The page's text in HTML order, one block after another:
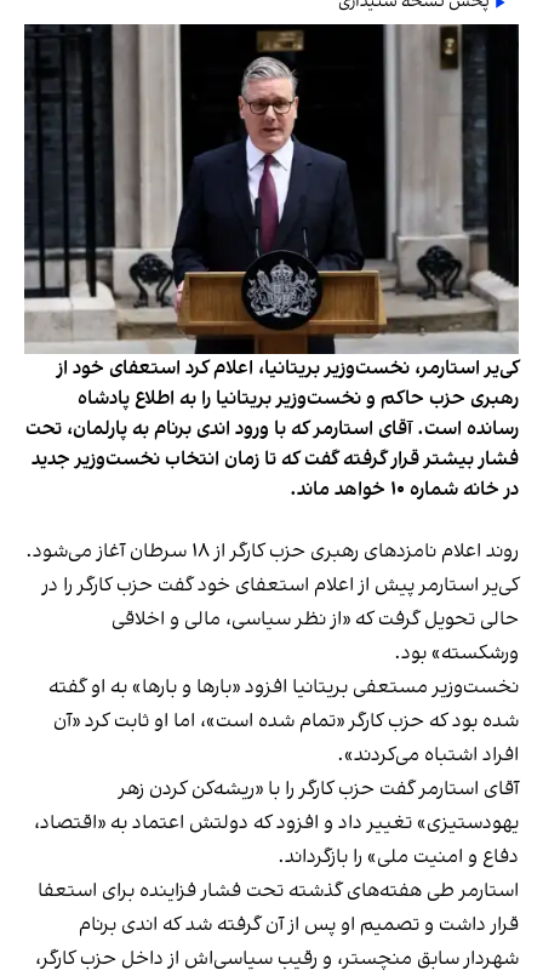
کی‌یر استارمر، نخست‌وزیر بریتانیا، اعلام کرد استعفای خود از
رهبری حزب حاکم و نخست‌وزیر بریتانیا را به اطلاع پادشاه
رسانده‌ است. آقای استارمر که با ورود اندی برنام به پارلمان، تحت
فشار بیشتر قرار گرفته گفت که تا زمان انتخاب نخست‌وزیر جدید
در خانه شماره ۱۰ خواهد ماند.
روند اعلام نامزدهای رهبری حزب کارگر از ۱۸ سرطان آغاز می‌شود.
کی‌یر استارمر پیش از اعلام استعفای خود گفت حزب کارگر را در
حالی تحویل گرفت که «از نظر سیاسی، مالی و اخلاقی
ورشکسته» بود.
نخست‌وزیر مستعفی بریتانیا افزود «بارها و بارها» به او گفته
شده بود که حزب کارگر «تمام شده است»، اما او ثابت کرد «آن
افراد اشتباه می‌کردند».
آقای استارمر گفت حزب کارگر را با «ریشه‌کن کردن زهر
یهودستیزی» تغییر داد و افزود که دولتش اعتماد به «اقتصاد،
دفاع و امنیت ملی» را بازگرداند.
استارمر طی هفته‌های گذشته تحت فشار فزاینده برای استعفا
قرار داشت و تصمیم او پس از آن گرفته شد که اندی برنام
شهردار سابق منچستر، و رقیب سیاسی‌اش از داخل حزب کارگر،